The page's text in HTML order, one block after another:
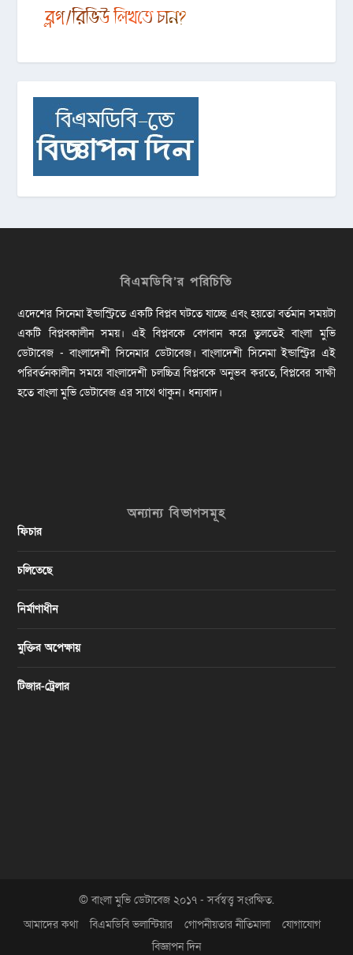
বিএমডিবি’র পরিচিতি
এদেশের সিনেমা ইন্ডাস্ট্রিতে একটি বিপ্লব ঘটতে যাচ্ছে এবং হয়তো বর্তমান সময়টা
একটি বিপ্লবকালীন সময়। এই বিপ্লবকে বেগবান করে তুলতেই বাংলা মুভি
ডেটাবেজ - বাংলাদেশী সিনেমার ডেটাবেজ। বাংলাদেশী সিনেমা ইন্ডাস্ট্রির এই
পরিবর্তনকালীন সময়ে বাংলাদেশী চলচ্চিত্র বিপ্লবকে অনুভব করতে, বিপ্লবের সাক্ষী
হতে বাংলা মুভি ডেটাবেজ এর সাথে থাকুন। ধন্যবাদ।
অন্যান্য বিভাগসমূহ
ফিচার
চলিতেছে
নির্মাণাধীন
মুক্তির অপেক্ষায়
টিজার-ট্রেলার
© বাংলা মুভি ডেটাবেজ ২০১৭ - সর্বস্বত্ত্ব সংরক্ষিত.
আমাদের কথা
বিএমডিবি ভলান্টিয়ার গোপনীয়তার নীতিমালা
যোগাযোগ
বিজ্ঞাপন দিন